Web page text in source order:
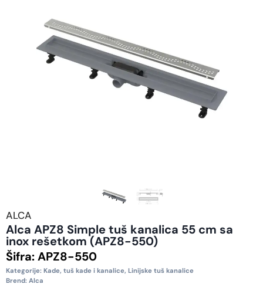
ALCA
Alca APZ8 Simple tuš kanalica 55 cm sa
inox rešetkom (APZ8-550)
Šifra:APZ8-550
Kategorije: Kade, tuš kade i kanalice, Linijske tuš kanalice
Brend: Alca